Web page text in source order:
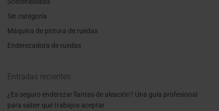
Sin categoría
Máquina de pintura de ruedas
Enderezadora de ruedas
Entradas recientes
¿Es seguro enderezar llantas de aleación? Una guía profesional
para saber qué trabajos aceptar